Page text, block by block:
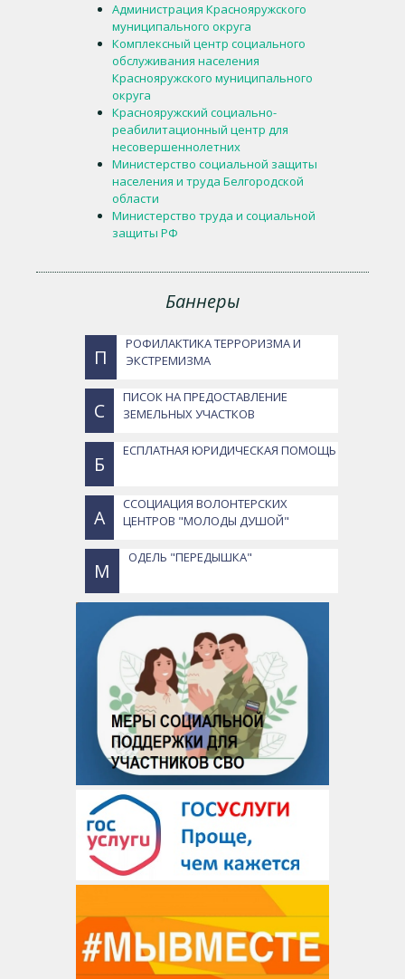
Администрация Краснояружского
муниципального округа
Комплексный центр социального
обслуживания населения
Краснояружского муниципального
округа
Краснояружский социально-
реабилитационный центр для
несовершеннолетних
Министерство социальной защиты
населения и труда Белгородской
области
Министерство труда и социальной
защиты РФ
Баннеры
П
РОФИЛАКТИКА ТЕРРОРИЗМА И
ЭКСТРЕМИЗМА
С
ПИСОК НА ПРЕДОСТАВЛЕНИЕ
ЗЕМЕЛЬНЫХ УЧАСТКОВ
Б
ЕСПЛАТНАЯ ЮРИДИЧЕСКАЯ ПОМОЩЬ
А
ССОЦИАЦИЯ ВОЛОНТЕРСКИХ
ЦЕНТРОВ "МОЛОДЫ ДУШОЙ"
М
ОДЕЛЬ "ПЕРЕДЫШКА"